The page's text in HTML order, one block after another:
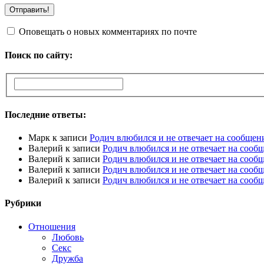
Оповещать о новых комментариях по почте
Поиск по сайту:
Последние ответы:
Марк к записи Родич влюбился и не отвечает на
Валерий к записи Родич влюбился и не отвечает на
Валерий к записи Родич влюбился и не отвечает на
Валерий к записи Родич влюбился и не отвечает на
Валерий к записи Родич влюбился и не отвечает на
Рубрики
Отношения
Любовь
Секс
Дружба